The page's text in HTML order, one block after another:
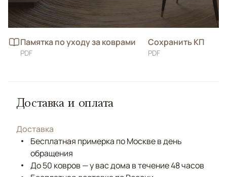
Памятка по уходу за коврами
PDF
Сохранить КП
PDF
Доставка и оплата
Доставка
Бесплатная примерка по Москве в день
обращения
До 50 ковров — у вас дома в течение 48 часов